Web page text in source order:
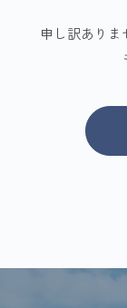
申し訳ありま